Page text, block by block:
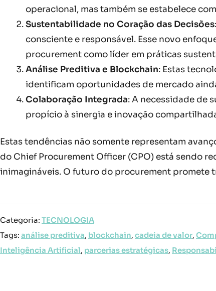
operacional, mas também se estabelece
Sustentabilidade no Coração das Decisões
consciente e responsável. Esse novo
procurement como líder em práticas
Análise Preditiva e Blockchain: Estas
identificam oportunidades de mercado
Colaboração Integrada: A necessidade de
propício à sinergia e inovação
Estas tendências não somente representam
do Chief Procurement Officer (CPO) está sendo
inimagináveis. O futuro do procurement promete
Categoria: TECNOLOGIA
Tags: análise preditiva, blockchain, cadeia de valor,
Inteligência Artificial, parcerias estratégicas,